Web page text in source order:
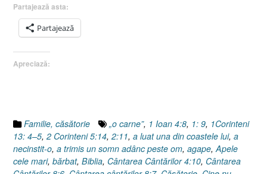
Partajează asta:
Partajează
Apreciază:
Familie, căsătorie „o carne”, 1 Ioan 4:8, 1: 9, 1Corinteni
13: 4–5, 2 Corinteni 5:14, 2:11, a luat una din coastele lui, a
necinstit-o, a trimis un somn adânc peste om, agape, Apele
cele mari, bărbat, Biblia, Cântarea Cântărilor 4:10, Cântarea